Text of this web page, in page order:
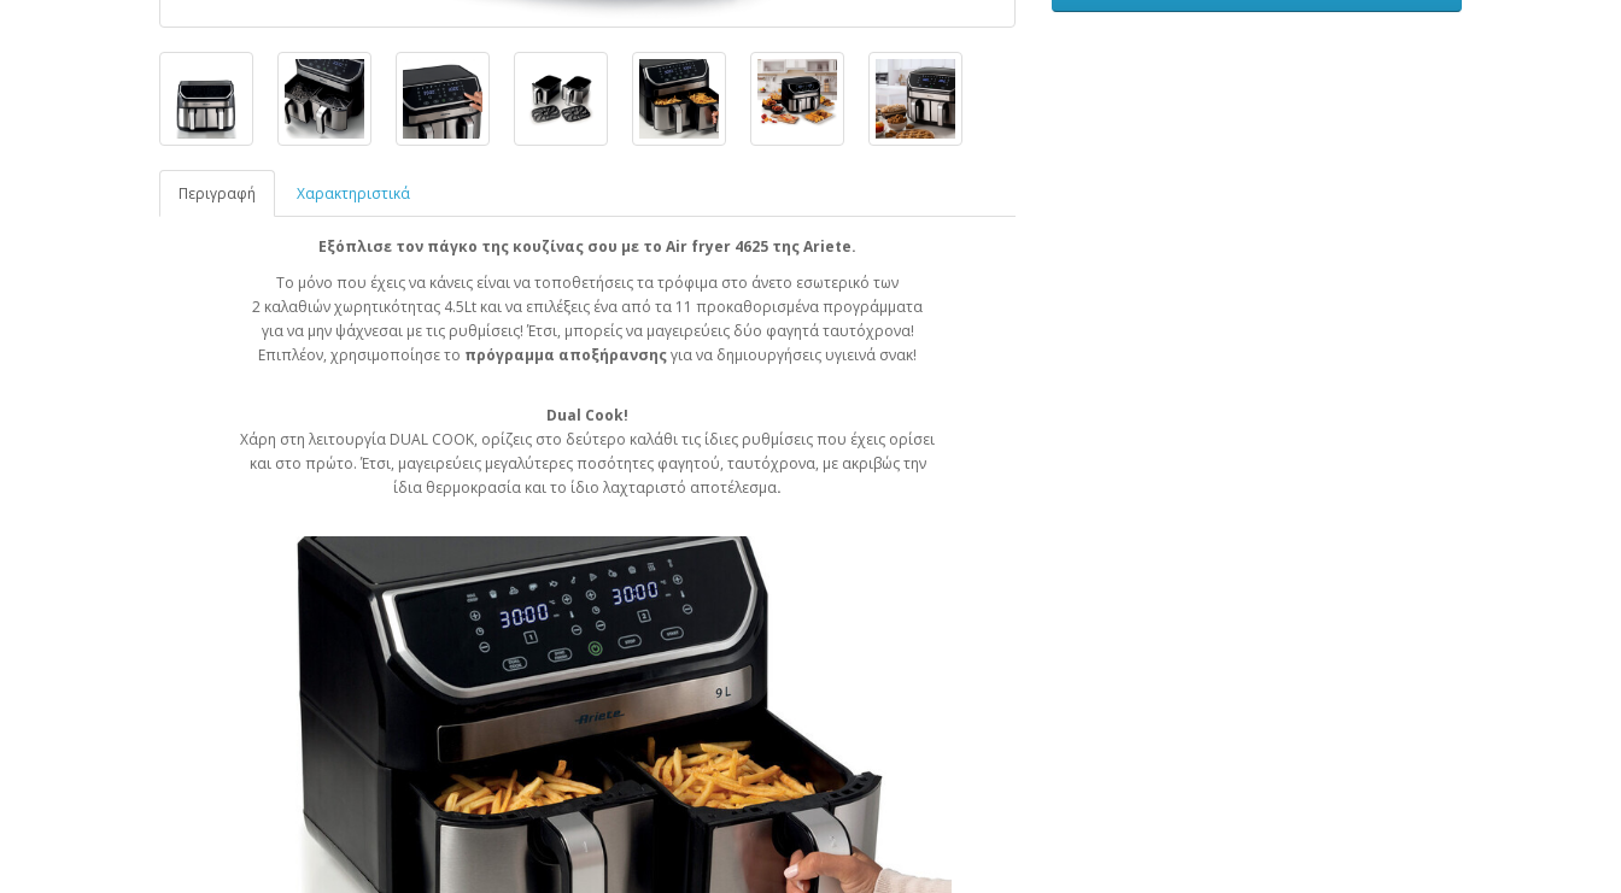
Περιγραφή Χαρακτηριστικά
Εξόπλισε τον πάγκο της κουζίνας σου με το Air fryer 4625 της Ariete.
Το μόνο που έχεις να κάνεις είναι να τοποθετήσεις τα τρόφιμα στο άνετο εσωτερικό των
2 καλαθιών χωρητικότητας 4.5Lt και να επιλέξεις ένα από τα 11 προκαθορισμένα προγράμματα
για να μην ψάχνεσαι με τις ρυθμίσεις! Έτσι, μπορείς να μαγειρεύεις δύο φαγητά ταυτόχρονα!
Επιπλέον, χρησιμοποίησε το πρόγραμμα αποξήρανσηςγια να δημιουργήσεις υγιεινά σνακ!
Dual Cook!
Χάρη στη λειτουργία DUAL COOK, ορίζεις στο δεύτερο καλάθι τις ίδιες ρυθμίσεις που έχεις ορίσει
και στο πρώτο. Έτσι, μαγειρεύεις μεγαλύτερες ποσότητες φαγητού, ταυτόχρονα, με ακριβώς την
ίδια θερμοκρασία και το ίδιο λαχταριστό αποτέλεσμα.